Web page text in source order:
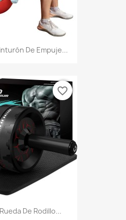
De Empuje...
De Rodillo...
favorite_border